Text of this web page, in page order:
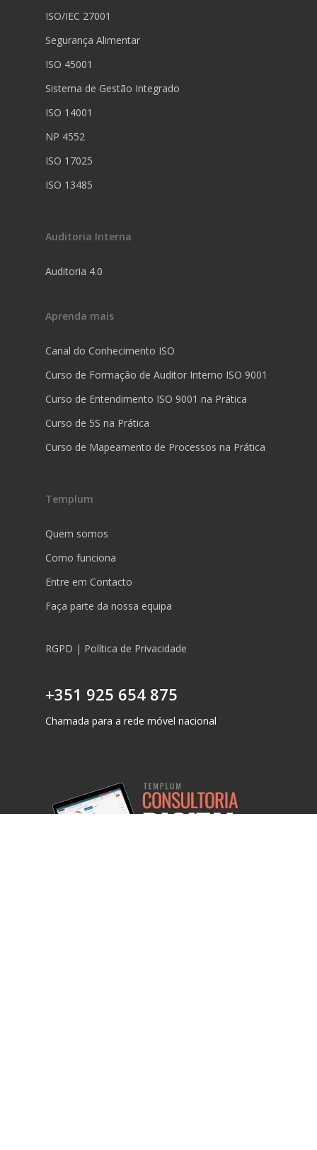
ISO/IEC 27001
Segurança Alimentar
ISO 45001
Sistema de Gestão Integrado
ISO 14001
NP 4552
ISO 17025
ISO 13485
Auditoria Interna
Auditoria 4.0
Aprenda mais
Canal do Conhecimento ISO
Curso de Formação de Auditor Interno ISO 9001
Curso de Entendimento ISO 9001 na Prática
Curso de 5S na Prática
Curso de Mapeamento de Processos na Prática
Templum
Quem somos
Como funciona
Entre em Contacto
Faça parte da nossa equipa
RGPD | Política de Privacidade
+351 925 654 875
Chamada para a rede móvel nacional